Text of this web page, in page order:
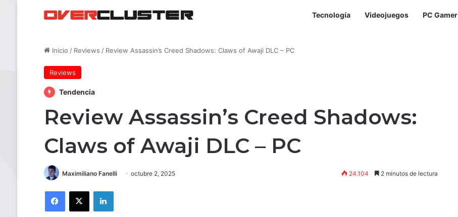
Tecnología Videojuegos PC Gamer
Inicio / Reviews / Review Assassin’s Creed Shadows: Claws of Awaji DLC – PC
Reviews
Tendencia
Review Assassin’s Creed Shadows:
Claws of Awaji DLC – PC
Maximiliano Fanelli octubre 2, 2025 24.104 2 minutos de lectura
Facebook
X LinkedIn